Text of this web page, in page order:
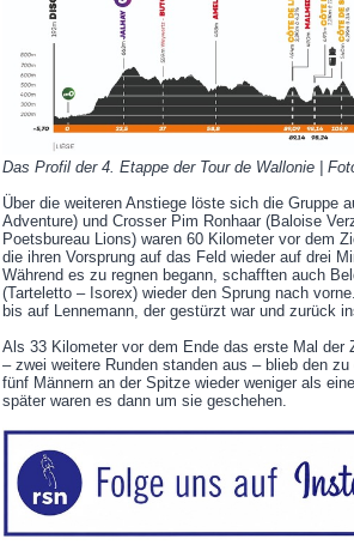
Das Profil der 4. Etappe der Tour de Wallonie |
Über die weiteren Anstiege löste sich die Gruppe
Adventure) und Crosser Pim Ronhaar (Baloise
Poetsbureau Lions) waren 60 Kilometer vor dem
die ihren Vorsprung auf das Feld wieder auf drei
Während es zu regnen begann, schafften auch
(Tarteletto – Isorex) wieder den Sprung nach
bis auf Lennemann, der gestürzt war und zurück
Als 33 Kilometer vor dem Ende das erste Mal der
– zwei weitere Runden standen aus – blieb den
fünf Männern an der Spitze wieder weniger als
später waren es dann um sie geschehen.